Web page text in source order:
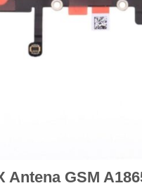
Antena GSM